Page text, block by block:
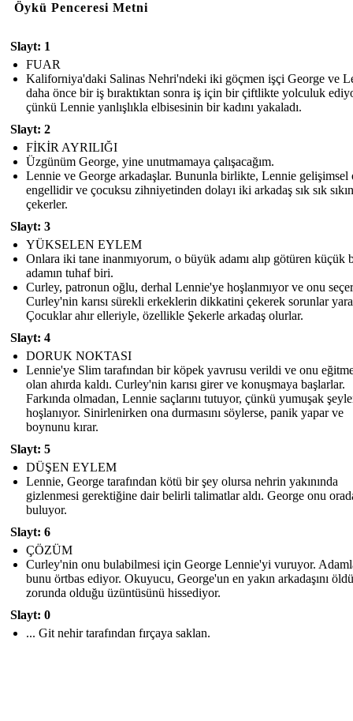
Öykü Penceresi Metni
Slayt: 1
FUAR
Kaliforniya'daki Salinas Nehri'ndeki iki göçmen işçi George ve
daha önce bir iş bıraktıktan sonra iş için bir çiftlikte yolculuk
çünkü Lennie yanlışlıkla elbisesinin bir kadını yakaladı.
Slayt: 2
FİKİR AYRILIĞI
Üzgünüm George, yine unutmamaya çalışacağım.
Lennie ve George arkadaşlar. Bununla birlikte, Lennie gelişimsel
engellidir ve çocuksu zihniyetinden dolayı iki arkadaş sık sık
çekerler.
Slayt: 3
YÜKSELEN EYLEM
Onlara iki tane inanmıyorum, o büyük adamı alıp götüren küçük
adamın tuhaf biri.
Curley, patronun oğlu, derhal Lennie'ye hoşlanmıyor ve onu
Curley'nin karısı sürekli erkeklerin dikkatini çekerek sorunlar
Çocuklar ahır elleriyle, özellikle Şekerle arkadaş olurlar.
Slayt: 4
DORUK NOKTASI
Lennie'ye Slim tarafından bir köpek yavrusu verildi ve onu
olan ahırda kaldı. Curley'nin karısı girer ve konuşmaya başlarlar.
Farkında olmadan, Lennie saçlarını tutuyor, çünkü yumuşak
hoşlanıyor. Sinirlenirken ona durmasını söylerse, panik yapar ve
boynunu kırar.
Slayt: 5
DÜŞEN EYLEM
Lennie, George tarafından kötü bir şey olursa nehrin yakınında
gizlenmesi gerektiğine dair belirli talimatlar aldı. George onu
buluyor.
Slayt: 6
ÇÖZÜM
Curley'nin onu bulabilmesi için George Lennie'yi vuruyor.
bunu örtbas ediyor. Okuyucu, George'un en yakın arkadaşını
zorunda olduğu üzüntüsünü hissediyor.
Slayt: 0
... Git nehir tarafından fırçaya saklan.